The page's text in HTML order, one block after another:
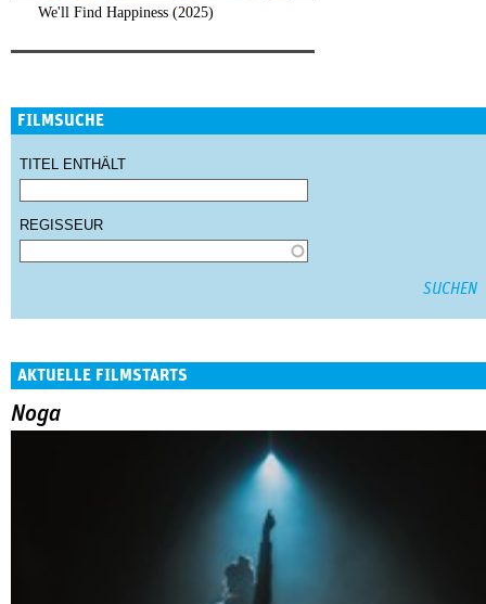
We'll Find Happiness (2025)
FILMSUCHE
TITEL ENTHÄLT
REGISSEUR
AKTUELLE FILMSTARTS
Noga